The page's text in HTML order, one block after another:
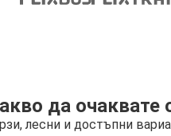
да очаквате
лесни и достъпни